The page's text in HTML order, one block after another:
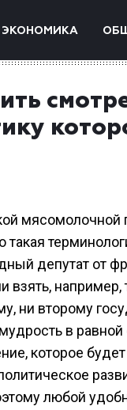
ЭКОНОМИКА
депутат от
взять,
ни второму
в равной
которое будет
любой